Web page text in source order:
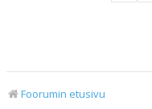
Foorumin etusivu